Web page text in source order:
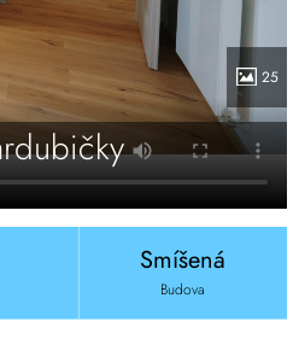
25
Smíšená
Budova